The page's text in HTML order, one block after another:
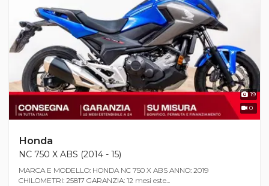
19
0
Honda
NC 750 X ABS (2014 - 15)
MARCA E MODELLO: HONDA NC 750 X ABS ANNO: 2019
CHILOMETRI: 25817 GARANZIA: 12 mesi este...